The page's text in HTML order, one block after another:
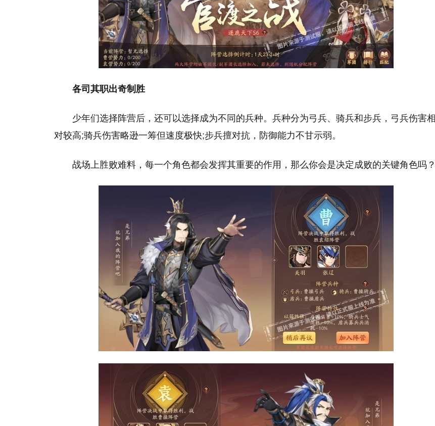
各司其职出奇制胜
少年们选择阵营后，还可以选择成为不同的兵种。兵种分为弓兵、骑兵和步兵，弓兵伤害相
对较高;骑兵伤害略逊一筹但速度极快;步兵擅对抗，防御能力不甘示弱。
战场上胜败难料，每一个角色都会发挥其重要的作用，那么你会是决定成败的关键角色吗？